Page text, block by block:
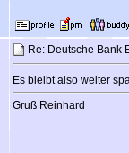
Re: Deutsche Bank
Es bleibt also weiter
Gruß Reinhard